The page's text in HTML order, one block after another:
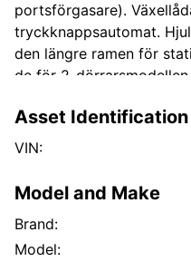
portsförgasare).
tryckknappsautomat.
den längre ramen för
de för 2-
syn än de vanliga sedan-
året för de riktigt stora
ärligt objekt/bruksbil
framtagen efter bästa
Fakta från
Nej Längd 5450 mm
Asset Identification
VIN:
Model and Make
Brand:
Model: